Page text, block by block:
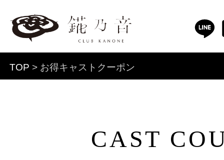
TOP > お得キャストクーポン
CAST